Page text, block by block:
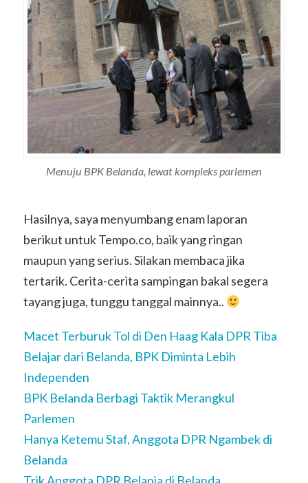
Menuju BPK Belanda, lewat kompleks parlemen
Hasilnya, saya menyumbang enam laporan
berikut untuk Tempo.co, baik yang ringan
maupun yang serius. Silakan membaca jika
tertarik. Cerita-cerita sampingan bakal segera
tayang juga, tunggu tanggal mainnya..
Macet Terburuk Tol di Den Haag Kala DPR Tiba
Belajar dari Belanda, BPK Diminta Lebih
Independen
BPK Belanda Berbagi Taktik Merangkul
Parlemen
Hanya Ketemu Staf, Anggota DPR Ngambek di
Belanda